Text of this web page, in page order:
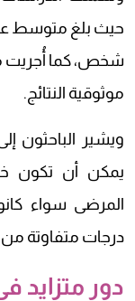
حيث بلغ متوسط
شخص، كما أُجريت
موثوقية النتائج.
يمكن أن تكون
المرضى سواء
درجات متفاوتة من
دور متزايد